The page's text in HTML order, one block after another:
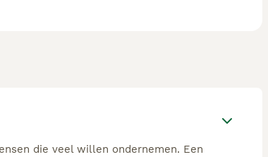
die veel willen ondernemen. Een